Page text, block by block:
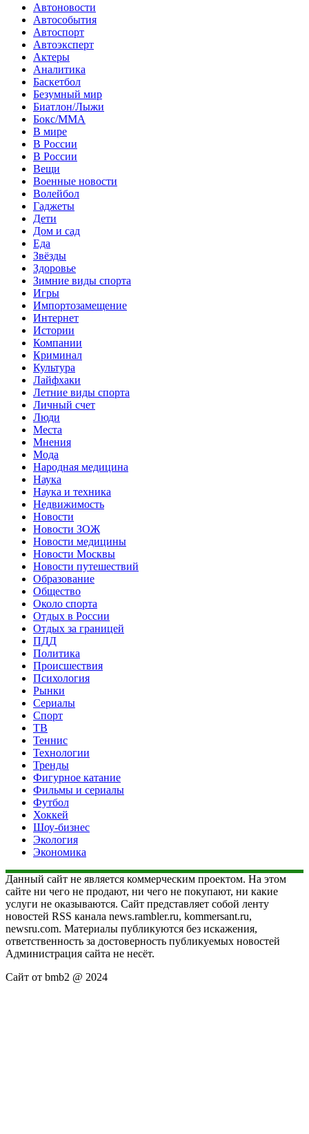
Автоновости
Автособытия
Автоспорт
Автоэксперт
Актеры
Аналитика
Баскетбол
Безумный мир
Биатлон/Лыжи
Бокс/MMA
В мире
В России
В России
Вещи
Военные новости
Волейбол
Гаджеты
Дети
Дом и сад
Еда
Звёзды
Здоровье
Зимние виды спорта
Игры
Импортозамещение
Интернет
Истории
Компании
Криминал
Культура
Лайфхаки
Летние виды спорта
Личный счет
Люди
Места
Мнения
Мода
Народная медицина
Наука
Наука и техника
Недвижимость
Новости
Новости ЗОЖ
Новости медицины
Новости Москвы
Новости путешествий
Образование
Общество
Около спорта
Отдых в России
Отдых за границей
ПДД
Политика
Происшествия
Психология
Рынки
Сериалы
Спорт
ТВ
Теннис
Технологии
Тренды
Фигурное катание
Фильмы и сериалы
Футбол
Хоккей
Шоу-бизнес
Экология
Экономика
Данный сайт не является коммерческим проектом. На этом
сайте ни чего не продают, ни чего не покупают, ни какие
услуги не оказываются. Сайт представляет собой ленту
новостей RSS канала news.rambler.ru, kommersant.ru,
newsru.com. Материалы публикуются без искажения,
ответственность за достоверность публикуемых новостей
Администрация сайта не несёт.
Сайт от bmb2 @ 2024